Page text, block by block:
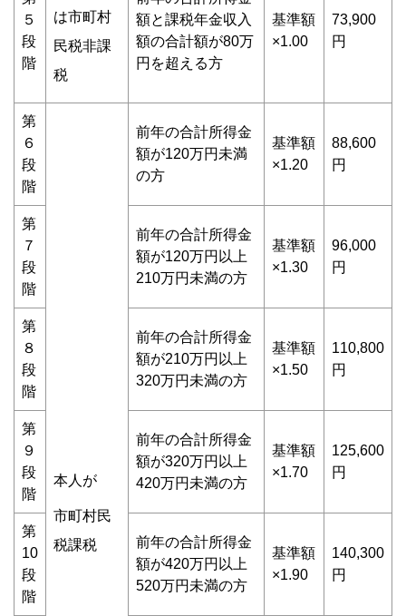
は市町村
民税非課
税
５
段
階
額と課税年金収入
額の合計額が80万
円を超える方
基準額
×1.00
73,900
円
第
６
段
階
本人が
市町村民
税課税
前年の合計所得金
額が120万円未満
の方
基準額
×1.20
88,600
円
第
７
段
階
前年の合計所得金
額が120万円以上
210万円未満の方
基準額
×1.30
96,000
円
第
８
段
階
前年の合計所得金
額が210万円以上
320万円未満の方
基準額
×1.50
110,800
円
第
９
段
階
前年の合計所得金
額が320万円以上
420万円未満の方
基準額
×1.70
125,600
円
第
10
段
階
前年の合計所得金
額が420万円以上
520万円未満の方
基準額
×1.90
140,300
円